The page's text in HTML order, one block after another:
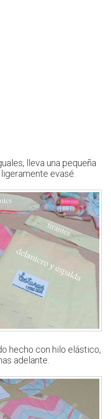
lleva una pequeña
evasé.
hecho con hilo elástico,
adelante.